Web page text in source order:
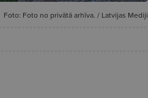
Foto: Foto no privātā arhīva. / Latvijas Mediji